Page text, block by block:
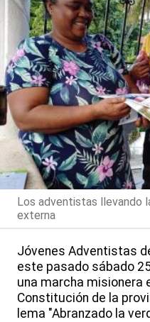
Los adventistas llevando
externa
Jóvenes Adventistas
este pasado sábado
una marcha misionera
Constitución de la
lema "Abranzado la